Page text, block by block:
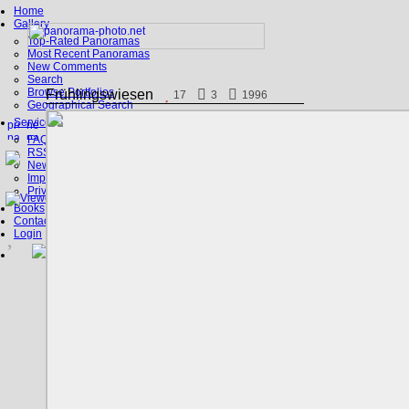
Home
Gallery
Top-Rated Panoramas
Most Recent Panoramas
New Comments
Search
Browse Portfolios
Geographical Search
Service
FAQ
RSS, Google Earth
News
Imprint
Privacy Policy
Books
Contact
Login
Frühlingswiesen 17 3 1996